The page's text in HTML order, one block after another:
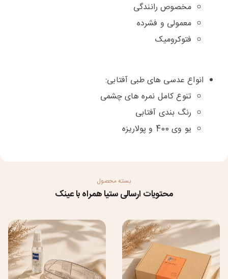
مخصوص رانندگی
معمولی و فشرده
فتوکرومیک
انواع عدسی های طبی آفتابی:
تنوع کامل نمره های چشمی
رنگ بندی آفتابی
یو وی 400 و پولاریزه
بسته محصول
محتویات ارسالی ستیا همراه با عینک